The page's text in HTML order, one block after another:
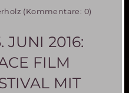
(Kommentare: 0)
JUNI 2016:
FILM
MIT